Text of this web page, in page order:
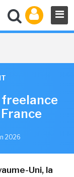
freelance
2026
Uni, la